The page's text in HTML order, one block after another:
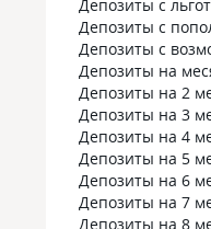
Депозиты с
Депозиты с
Депозиты с
Депозиты на
Депозиты на 2
Депозиты на 3
Депозиты на 4
Депозиты на 5
Депозиты на 6
Депозиты на 7
Депозиты на 8